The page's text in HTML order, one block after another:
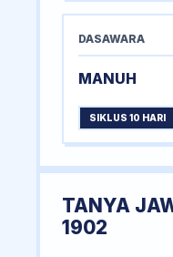
DASAWARA
MANUH
SIKLUS 10 HARI
TANYA
1902